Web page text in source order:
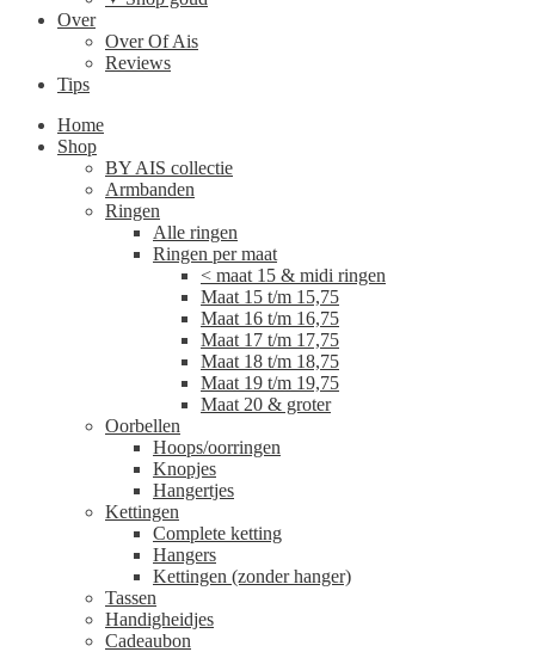
Over
Over Of Ais
Reviews
Tips
Home
Shop
BY AIS collectie
Armbanden
Ringen
Alle ringen
Ringen per maat
< maat 15 & midi ringen
Maat 15 t/m 15,75
Maat 16 t/m 16,75
Maat 17 t/m 17,75
Maat 18 t/m 18,75
Maat 19 t/m 19,75
Maat 20 & groter
Oorbellen
Hoops/oorringen
Knopjes
Hangertjes
Kettingen
Complete ketting
Hangers
Kettingen (zonder hanger)
Tassen
Handigheidjes
Cadeaubon